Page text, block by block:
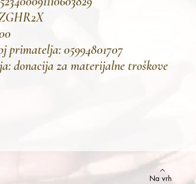
primatelja: 05994801707
donacija za materijalne troškove
Na vrh